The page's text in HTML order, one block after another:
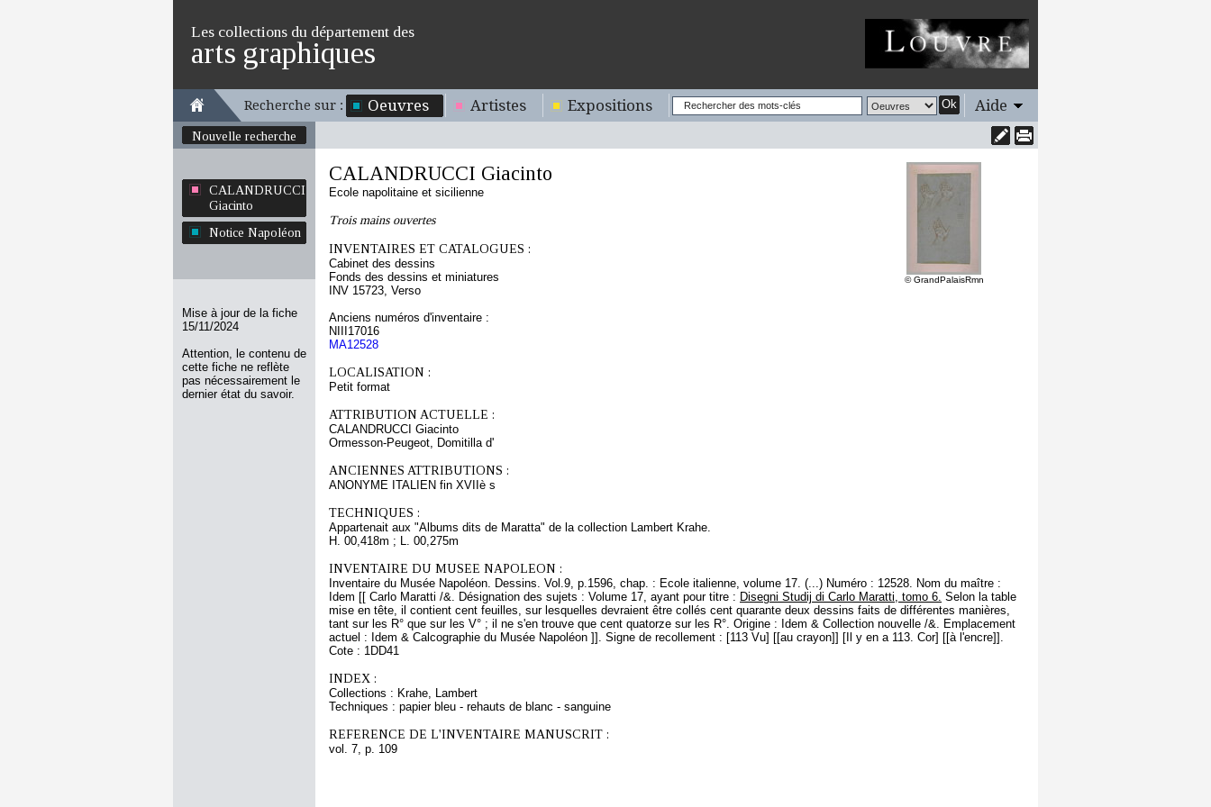
Les collections du département des
arts graphiques
Recherche sur : Oeuvres Artistes Expositions Ok Aide
Nouvelle recherche
CALANDRUCCI
Giacinto
Notice Napoléon
Mise à jour de la fiche
15/11/2024
Attention, le contenu de
cette fiche ne reflète
pas nécessairement le
dernier état du savoir.
© GrandPalaisRmn
CALANDRUCCI Giacinto
Ecole napolitaine et sicilienne
Trois mains ouvertes
INVENTAIRES ET CATALOGUES :
Cabinet des dessins
Fonds des dessins et miniatures
INV 15723, Verso
Anciens numéros d'inventaire :
NIII17016
MA12528
LOCALISATION :
Petit format
ATTRIBUTION ACTUELLE :
CALANDRUCCI Giacinto
Ormesson-Peugeot, Domitilla d'
ANCIENNES ATTRIBUTIONS :
ANONYME ITALIEN fin XVIIè s
TECHNIQUES :
Appartenait aux "Albums dits de Maratta" de la collection Lambert Krahe.
H. 00,418m ; L. 00,275m
INVENTAIRE DU MUSEE NAPOLEON :
Inventaire du Musée Napoléon. Dessins. Vol.9, p.1596, chap. : Ecole italienne, volume 17. (...) Numéro : 12528. Nom du maître :
Idem [[ Carlo Maratti /&. Désignation des sujets : Volume 17, ayant pour titre : Disegni Studij di Carlo Maratti, tomo 6. Selon la table
mise en tête, il contient cent feuilles, sur lesquelles devraient être collés cent quarante deux dessins faits de différentes manières,
tant sur les R° que sur les V° ; il ne s'en trouve que cent quatorze sur les R°. Origine : Idem & Collection nouvelle /&. Emplacement
actuel : Idem & Calcographie du Musée Napoléon ]]. Signe de recollement : [113 Vu] [[au crayon]] [Il y en a 113. Cor] [[à l'encre]].
Cote : 1DD41
INDEX :
Collections : Krahe, Lambert
Techniques : papier bleu - rehauts de blanc - sanguine
REFERENCE DE L'INVENTAIRE MANUSCRIT :
vol. 7, p. 109